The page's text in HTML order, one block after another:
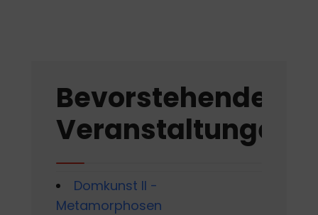
Bevorstehende
Veranstaltungen
Domkunst II -
Metamorphosen